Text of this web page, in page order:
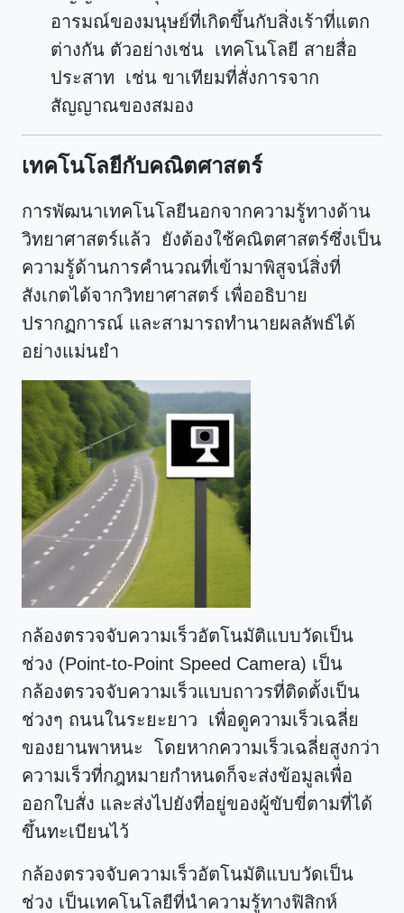
อารมณ์ของมนุษย์ที่เกิดขึ้นกับสิ่งเร้าที่แตก
ต่างกัน ตัวอย่างเช่น เทคโนโลยี สายสื่อ
ประสาท เช่น ขาเทียมที่สั่งการจาก
สัญญาณของสมอง
เทคโนโลยีกับคณิตศาสตร์
การพัฒนาเทคโนโลยีนอกจากความรู้ทางด้าน
วิทยาศาสตร์แล้ว ยังต้องใช้คณิตศาสตร์ซึ่งเป็น
ความรู้ด้านการคำนวณที่เข้ามาพิสูจน์สิ่งที่
สังเกตได้จากวิทยาศาสตร์ เพื่ออธิบาย
ปรากฏการณ์ และสามารถทำนายผลลัพธ์ได้
อย่างแม่นยำ
กล้องตรวจจับความเร็วอัตโนมัติแบบวัดเป็น
ช่วง (Point-to-Point Speed Camera) เป็น
กล้องตรวจจับความเร็วแบบถาวรที่ติดตั้งเป็น
ช่วงๆ ถนนในระยะยาว เพื่อดูความเร็วเฉลี่ย
ของยานพาหนะ โดยหากความเร็วเฉลี่ยสูงกว่า
ความเร็วที่กฎหมายกำหนดก็จะส่งข้อมูลเพื่อ
ออกใบสั่ง และส่งไปยังที่อยู่ของผู้ขับขี่ตามที่ได้
ขึ้นทะเบียนไว้
กล้องตรวจจับความเร็วอัตโนมัติแบบวัดเป็น
ช่วง เป็นเทคโนโลยีที่นำความรู้ทางฟิสิกห์